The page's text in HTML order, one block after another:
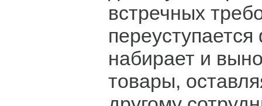
встречных
набирает и
товары,